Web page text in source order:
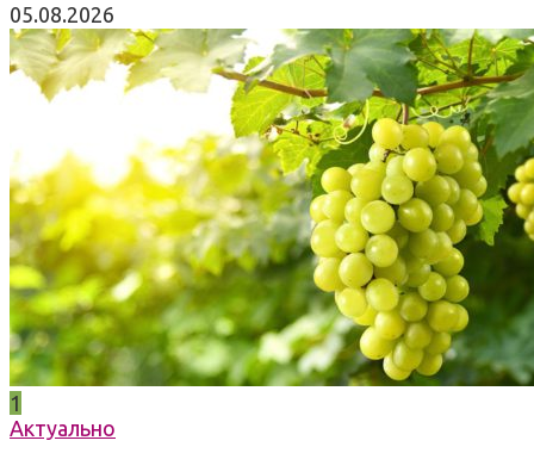
05.08.2026
1
Актуально